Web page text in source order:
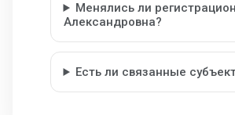
Менялись ли
Александровна?
Есть ли связанные